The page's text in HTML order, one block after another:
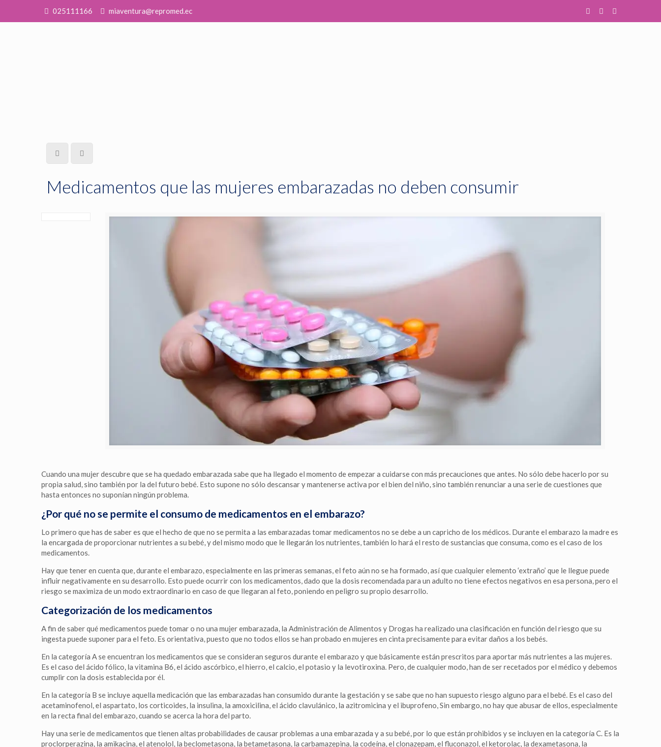
025111166 miaventura@repromed.ec
Medicamentos que las mujeres embarazadas no deben consumir
Cuando una mujer descubre que se ha quedado embarazada sabe que ha llegado el momento de empezar a cuidarse con más precauciones que antes. No sólo debe hacerlo por su
propia salud, sino también por la del futuro bebé. Esto supone no sólo descansar y mantenerse activa por el bien del niño, sino también renunciar a una serie de cuestiones que
hasta entonces no suponían ningún problema.
¿Por qué no se permite el consumo de medicamentos en el embarazo?
Lo primero que has de saber es que el hecho de que no se permita a las embarazadas tomar medicamentos no se debe a un capricho de los médicos. Durante el embarazo la madre es
la encargada de proporcionar nutrientes a su bebé, y del mismo modo que le llegarán los nutrientes, también lo hará el resto de sustancias que consuma, como es el caso de los
medicamentos.
Hay que tener en cuenta que, durante el embarazo, especialmente en las primeras semanas, el feto aún no se ha formado, así que cualquier elemento ‘extraño’ que le llegue puede
influir negativamente en su desarrollo. Esto puede ocurrir con los medicamentos, dado que la dosis recomendada para un adulto no tiene efectos negativos en esa persona, pero el
riesgo se maximiza de un modo extraordinario en caso de que llegaran al feto, poniendo en peligro su propio desarrollo.
Categorización de los medicamentos
A fin de saber qué medicamentos puede tomar o no una mujer embarazada, la Administración de Alimentos y Drogas ha realizado una clasificación en función del riesgo que su
ingesta puede suponer para el feto. Es orientativa, puesto que no todos ellos se han probado en mujeres en cinta precisamente para evitar daños a los bebés.
En la categoría A se encuentran los medicamentos que se consideran seguros durante el embarazo y que básicamente están prescritos para aportar más nutrientes a las mujeres.
Es el caso del ácido fólico, la vitamina B6, el ácido ascórbico, el hierro, el calcio, el potasio y la levotiroxina. Pero, de cualquier modo, han de ser recetados por el médico y debemos
cumplir con la dosis establecida por él.
En la categoría B se incluye aquella medicación que las embarazadas han consumido durante la gestación y se sabe que no han supuesto riesgo alguno para el bebé. Es el caso del
acetaminofenol, el aspartato, los corticoides, la insulina, la amoxicilina, el ácido clavulánico, la azitromicina y el ibuprofeno, Sin embargo, no hay que abusar de ellos, especialmente
en la recta final del embarazo, cuando se acerca la hora del parto.
Hay una serie de medicamentos que tienen altas probabilidades de causar problemas a una embarazada y a su bebé, por lo que están prohibidos y se incluyen en la categoría C. Es la
proclorperazina, la amikacina, el atenolol, la beclometasona, la betametasona, la carbamazepina, la codeína, el clonazepam, el fluconazol, el ketorolac, la dexametasona, la